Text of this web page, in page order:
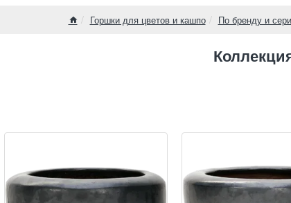
Горшки для цветов и кашпо По бренду и